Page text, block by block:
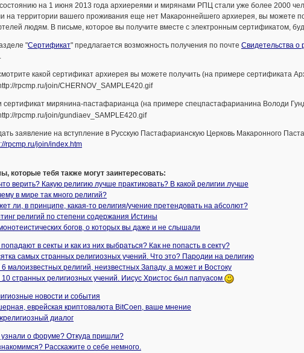
на 1 июня 2013 года архиереями и мирянами РПЦ стали уже более 2000
на территории вашего проживания еще нет Макароннейшего архиерея, вы можете
людям. В письме, которое вы получите вместе с электронным сертификатом,
"Сертификат" предлагается возможность получения по почте Свидетельства о
какой сертификат архиерея вы можете получить (на примере сертификата
сертификат мирянина-пастафарианца (на примере спецпастафарианина Володи
заявление на вступление в Русскую Пастафарианскую Церковь Макаронного
rpcmp.ru/join/index.htm
которые тебя также могут заинтересовать:
верить? Какую религию лучше практиковать? В какой религии лучше
в мире так много религий?
ли, в принципе, какая-то религия/учение претендовать на абсолют?
религий по степени содержания Истины
богов, о которых вы даже и не слышали
попадают в секты и как из них выбраться? Как не попасть в секту?
самых странных религиозных учений. Что это? Пародии на религию
6 малоизвестных религий, неизвестных Западу, а может и Востоку
10 странных религиозных учений. Иисус Христос был папуасом
новости и события
еврейская криптовалюта BitCoen, ваше мнение
диалог
узнали о форуме? Откуда пришли?
Расскажите о себе немного.